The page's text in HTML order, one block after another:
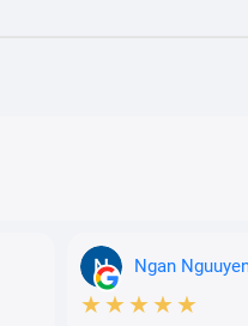
Ngan
★★★★★